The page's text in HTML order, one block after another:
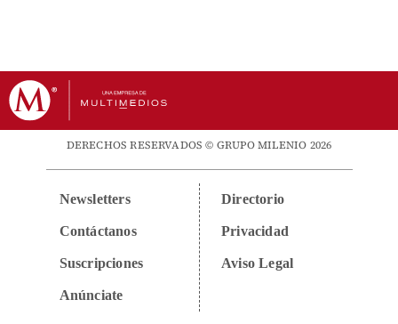
DERECHOS RESERVADOS © GRUPO MILENIO 2026
Newsletters
Contáctanos
Suscripciones
Anúnciate
Directorio
Privacidad
Aviso Legal